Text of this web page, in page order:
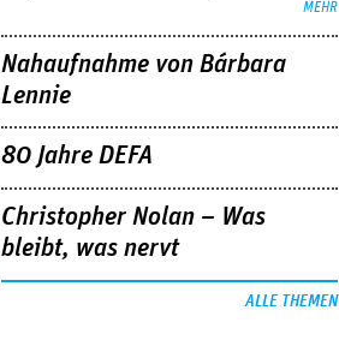
MEHR
Nahaufnahme von Bárbara
Lennie
80 Jahre DEFA
Christopher Nolan – Was
bleibt, was nervt
ALLE THEMEN